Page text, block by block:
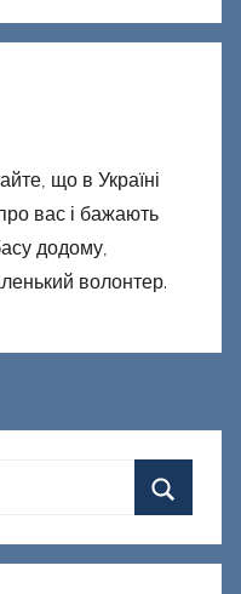
що в Україні
вас і бажають
додому,
волонтер.